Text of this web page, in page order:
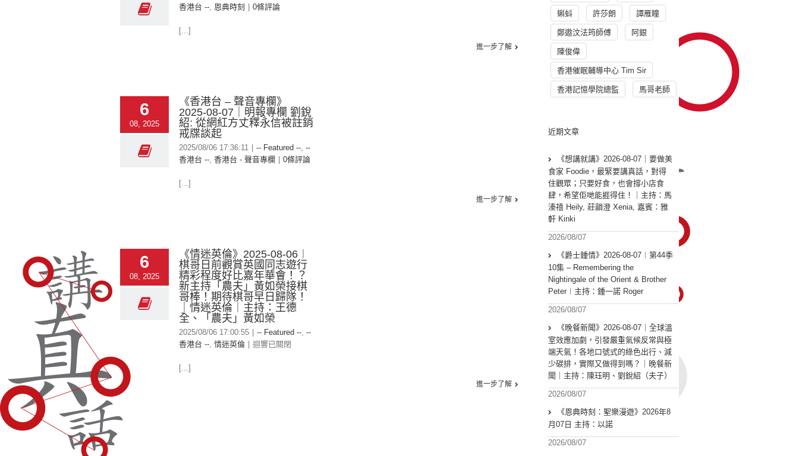
香港台 --, 恩典時刻 0條評論
[...]
進一步了解
6
08, 2025
《香港台 – 聲音專欄》
2025-08-07｜明報專欄 劉銳
紹: 從網紅方丈釋永信被註銷
戒牒談起
2025/08/06 17:36:11 -- Featured --, --
香港台 --, 香港台 - 聲音專欄 0條評論
[...]
進一步了解
6
08, 2025
《情迷英倫》2025-08-06︱
棋哥日前觀賞英國同志遊行
精彩程度好比嘉年華會！？
新主持「農夫」黃如榮接棋
哥棒！期待棋哥早日歸隊！
｜情迷英倫｜主持：王德
全、「農夫」黃如榮
2025/08/06 17:00:55 -- Featured --, --
香港台 --, 情迷英倫 迴響已關閉
[...]
進一步了解
蝌蚪 許莎朗 譚雁瞳
鄭遨汶法筠師傅 阿銀
陳俊偉
香港催眠輔導中心 Tim Sir
香港記憶學院總監 馬哥老師
近期文章
《想講就講》2026-08-07｜要做美
食家 Foodie，最緊要講真話，對得
住觀眾；只要好食，也會撐小店食
肆，希望佢哋能捱得住！｜主持：馬
溱禧 Heily, 莊韻澄 Xenia, 嘉賓：雅
軒 Kinki
2026/08/07
《爵士鍾情》2026-08-07︱第44季
10集 – Remembering the
Nightingale of the Orient & Brother
Peter︱主持：鍾一諾 Roger
2026/08/07
《晚餐新聞》2026-08-07｜全球溫
室效應加劇，引發嚴重氣候反常與極
端天氣！各地口號式的綠色出行、減
少碳排，實際又做得到嗎？｜晚餐新
聞｜主持：陳珏明、劉銳紹（夫子）
2026/08/07
《恩典時刻：聖樂漫遊》2026年8
月07日 主持：以諾
2026/08/07